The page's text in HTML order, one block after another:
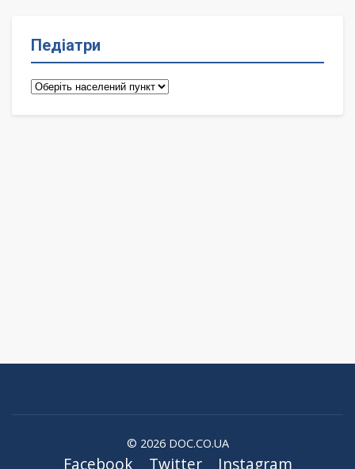
Педіатри
Педіатри
© 2026 DOC.CO.UA
Facebook Twitter Instagram